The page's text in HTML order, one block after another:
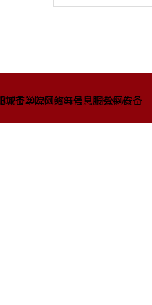
备2022010781号 川公网安备
市学院网络与信息服务中心